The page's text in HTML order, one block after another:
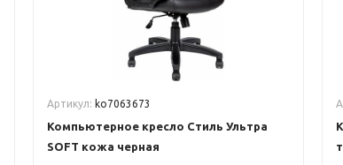
Артикул: ko7063673
Компьютерное кресло Стиль Ультра
SOFT кожа черная